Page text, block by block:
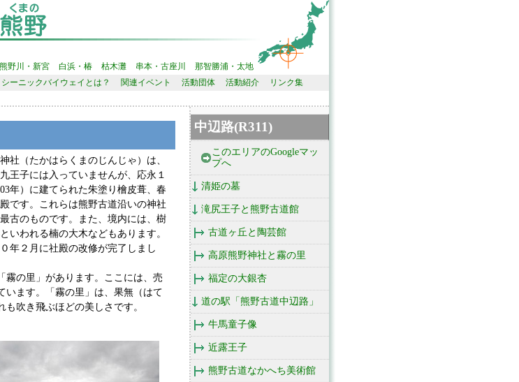
熊野川・新宮 白浜・椿 枯木灘 串本・古座川
那智勝浦・太地
シーニックバイウェイとは？ 関連イベント 活動団体 活動紹介
リンク集
社（たかはらくまのじんじゃ）は、
王子には入っていませんが、応永１
年）に建てられた朱塗り檜皮葺、春
です。これらは熊野古道沿いの神社
古のものです。また、境内には、樹
いわれる楠の大木などもあります。
０年２月に社殿の改修が完了しまし
霧の里」があります。ここには、売
います。「霧の里」は、果無（はて
吹き飛ぶほどの美しさです。
中辺路(R311)
このエリアのGoogleマッ
プへ
清姫の墓
滝尻王子と熊野古道館
古道ヶ丘と陶芸館
高原熊野神社と霧の里
福定の大銀杏
道の駅「熊野古道中辺路」
牛馬童子像
近露王子
熊野古道なかへち美術館